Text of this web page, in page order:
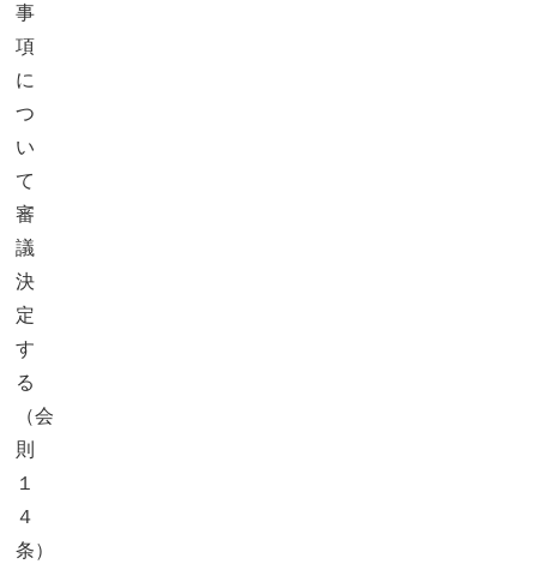
事
項
に
つ
い
て
審
議
決
定
す
る
（会
則
１
４
条）